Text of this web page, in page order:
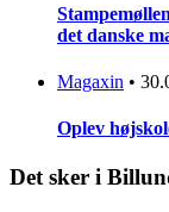
det danske
Magaxin •
Oplev
Det sker i